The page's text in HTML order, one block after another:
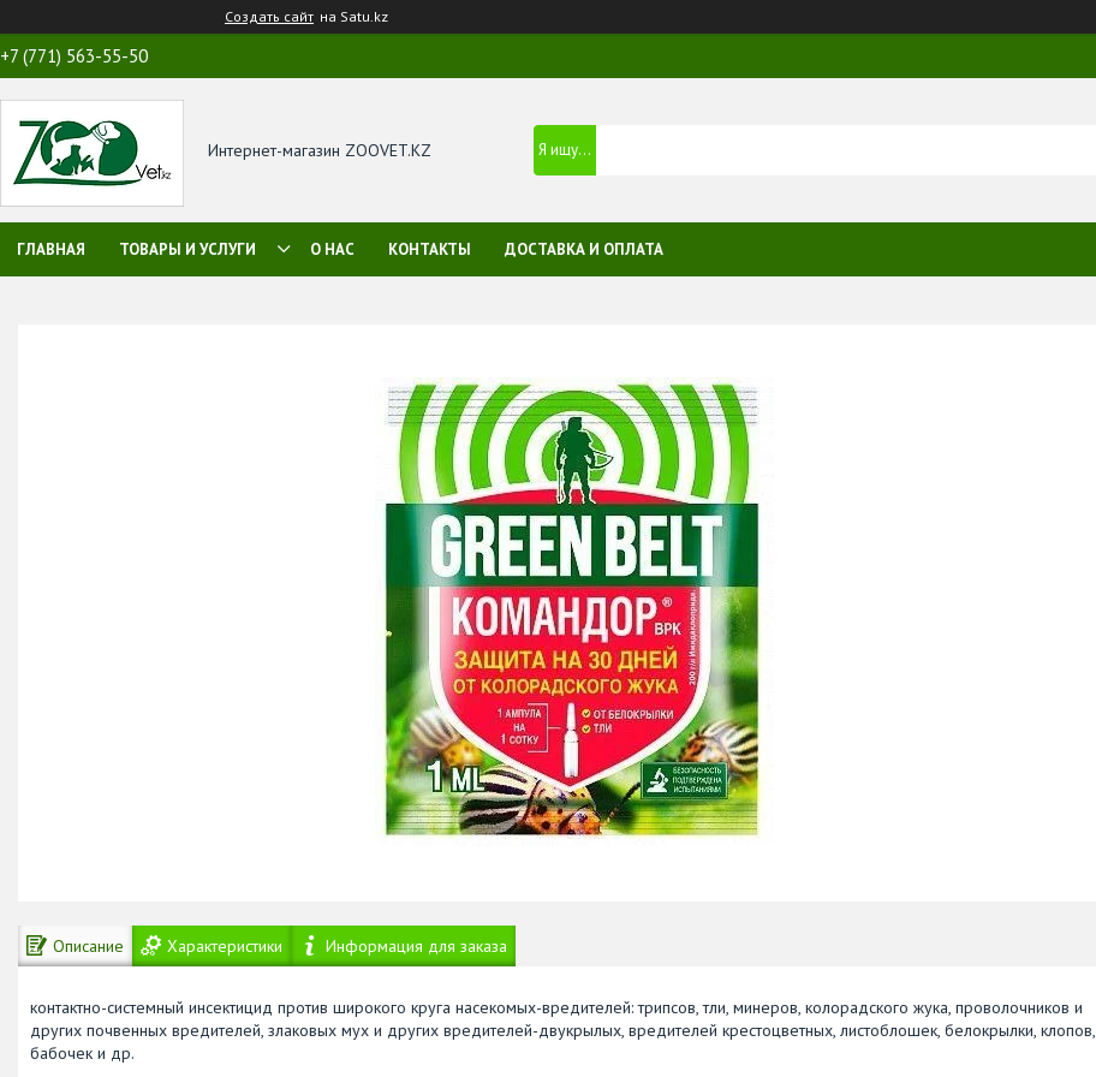
Создать сайт на Satu.kz
+7 (771) 563-55-50
Интернет-магазин ZOOVET.KZ
ГЛАВНАЯ ТОВАРЫ И УСЛУГИ О НАС КОНТАКТЫ ДОСТАВКА И ОПЛАТА
Описание Характеристики Информация для заказа
контактно-системный инсектицид против широкого круга насекомых-вредителей: трипсов, тли, минеров, колорадского жука, проволочников и
других почвенных вредителей, злаковых мух и других вредителей-двукрылых, вредителей крестоцветных, листоблошек, белокрылки, клопов,
бабочек и др.